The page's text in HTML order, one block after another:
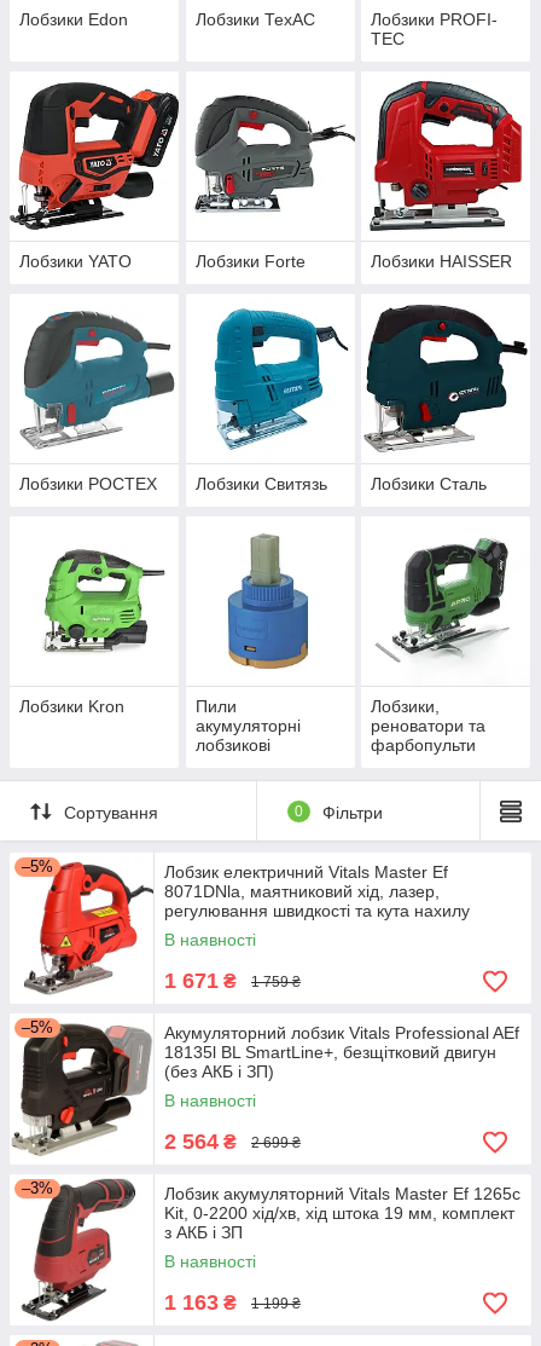
Лобзики Edon Лобзики ТехАС
Лобзики PROFI-
TEC
Лобзики YATO Лобзики Forte Лобзики HAISSER
Лобзики РОСТЕХ Лобзики Свитязь Лобзики Сталь
Лобзики Kron
Пили
акумуляторні
лобзикові
Лобзики,
реноватори та
фарбопульти
Сортування 0 Фільтри
–5%
Лобзик електричний Vitals Master Ef
8071DNla, маятниковий хід, лазер,
регулювання швидкості та кута нахилу
В наявності
1 671 ₴ 1 759 ₴
–5%
Акумуляторний лобзик Vitals Professional AEf
18135l BL SmartLine+, безщітковий двигун
(без АКБ і ЗП)
В наявності
2 564 ₴ 2 699 ₴
–3%
Лобзик акумуляторний Vitals Master Ef 1265c
Kit, 0-2200 хід/хв, хід штока 19 мм, комплект
з АКБ і ЗП
В наявності
1 163 ₴ 1 199 ₴